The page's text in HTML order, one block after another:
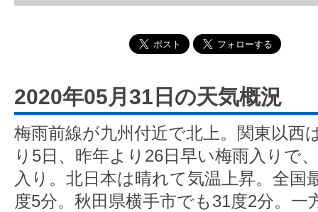
2020年05月31日の天気概況
梅雨前線が九州付近で北上。関東以西
り5日、昨年より26日早い梅雨入りで
入り。北日本は晴れて気温上昇。全国
度5分。秋田県横手市でも31度2分。一